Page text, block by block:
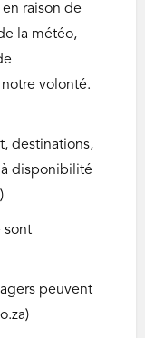
raison de
la météo,
volonté.
destinations,
à disponibilité
sont
peuvent